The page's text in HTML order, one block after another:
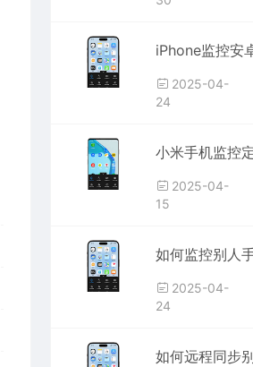
2025-04-
24
2025-04-
15
2025-04-
24